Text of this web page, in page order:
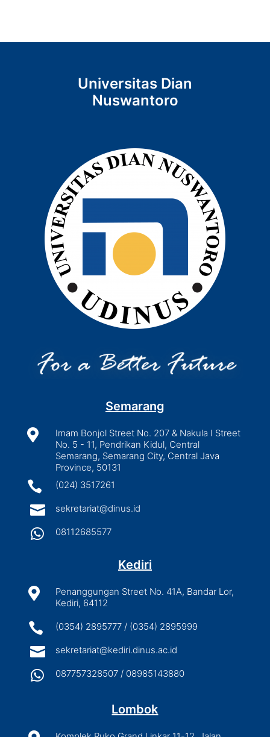
Universitas Dian
Nuswantoro
Semarang

Imam Bonjol Street No. 207 & Nakula I Street
No. 5 - 11, Pendrikan Kidul, Central
Semarang, Semarang City, Central Java
Province, 50131
 (024) 3517261
 sekretariat@dinus.id
 08112685577
Kediri

Penanggungan Street No. 41A, Bandar Lor,
Kediri, 64112
 (0354) 2895777 / (0354) 2895999
 sekretariat@kediri.dinus.ac.id
 087757328507 / 08985143880
Lombok